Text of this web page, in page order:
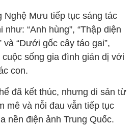
Nghệ Mưu tiếp tục sáng tác
“Anh hùng”, “Thập diện
và “Dưới gốc cây táo gai”,
sống gia đình giản dị với
con.
đã kết thúc, nhưng di sản từ
mê và nỗi đau vẫn tiếp tục
nền điện ảnh Trung Quốc.